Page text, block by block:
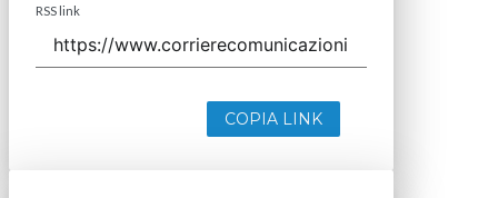
RSS link
COPIA LINK